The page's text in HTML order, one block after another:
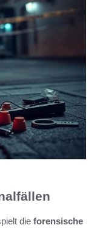
die forensische